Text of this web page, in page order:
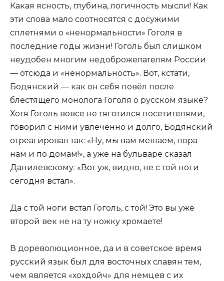
Какая ясность, глубина, логичность мысли! Как
эти слова мало соотносятся с досужими
сплетнями о «ненормальности» Гоголя в
последние годы жизни! Гоголь был слишком
неудобен многим недоброжелателям России
— отсюда и «ненормальность». Вот, кстати,
Бодянский — как он себя повёл после
блестящего монолога Гоголя о русском языке?
Хотя Гоголь вовсе не тяготился посетителями,
говорил с ними увлечённо и долго, Бодянский
отреагировал так: «Ну, мы вам мешаем, пора
нам и по домам!», а уже на бульваре сказал
Данилевскому: «Вот уж, видно, не с той ноги
сегодня встал».
Да с той ноги встал Гоголь, с той! Это вы уже
второй век не на ту ножку хромаете!
В дореволюционное, да и в советское время
русский язык был для восточных славян тем,
чем является «хохдойч» для немцев с их